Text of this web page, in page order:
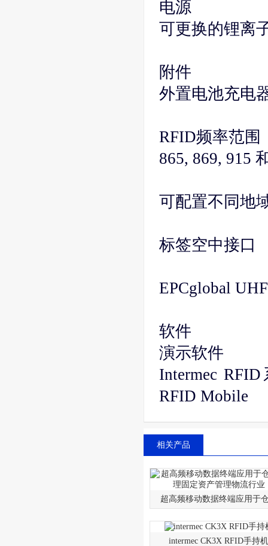
电源
可更换的锂离
附件
外置电池充电
RFID频率范围
865, 869, 915
可配置不同地
标签空中接口
EPCglobal
软件
演示软件
Intermec
RFID Mobile
相关产品
超高频移动数据终端应用于
intermec CK3X RFID手持